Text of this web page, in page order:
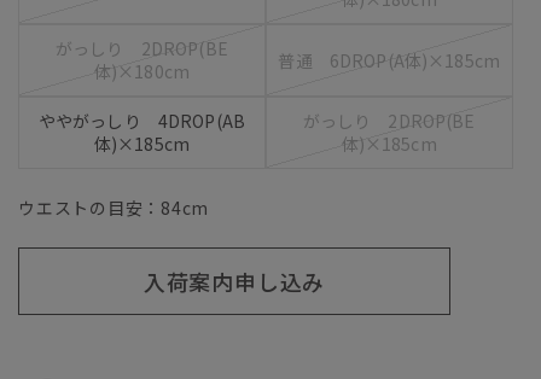
がっしり 2DROP(BE
体)×180cm
普通 6DROP(A体)×185cm
ややがっしり 4DROP(AB
体)×185cm
がっしり 2DROP(BE
体)×185cm
ウエストの目安： 84cm
入荷案内申し込み